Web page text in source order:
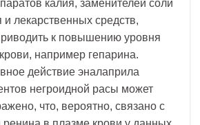
калия, заменителей соли
и лекарственных средств,
к повышению уровня
например гепарина.
действие эналаприла
негроидной расы может
что, вероятно, связано с